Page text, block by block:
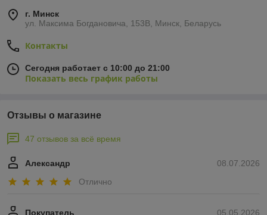
г. Минск
ул. Максима Богдановича, 153В, Минск, Беларусь
Контакты
Сегодня работает с 10:00 до 21:00
Показать весь график работы
Отзывы о магазине
47 отзывов за всё время
08.07.2026
Александр
Отлично
05.05.2026
Покупатель